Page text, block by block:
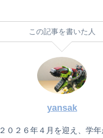
この記事を書いた人
yansak
２０２６年４月を迎え、学年